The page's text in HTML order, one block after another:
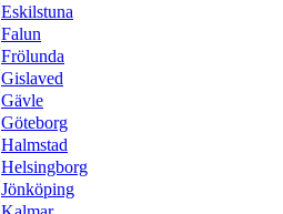
Eskilstuna
Falun
Frölunda
Gislaved
Gävle
Göteborg
Halmstad
Helsingborg
Jönköping